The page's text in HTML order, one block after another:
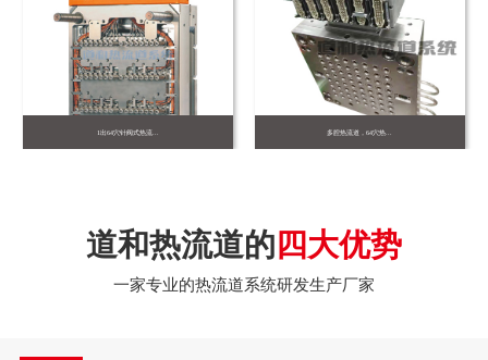
1出64穴针阀式热流... 多腔热流道，64穴热...
道和热流道的 四大优势
一家专业的热流道系统研发生产厂家